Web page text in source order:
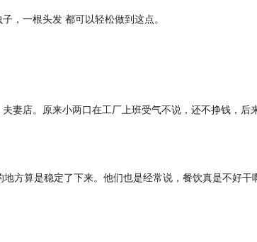
，一根头发 都可以轻松做到这点。
妻店。原来小两口在工厂上班受气不说，还不挣钱，后
方算是稳定了下来。他们也是经常说，餐饮真是不好干